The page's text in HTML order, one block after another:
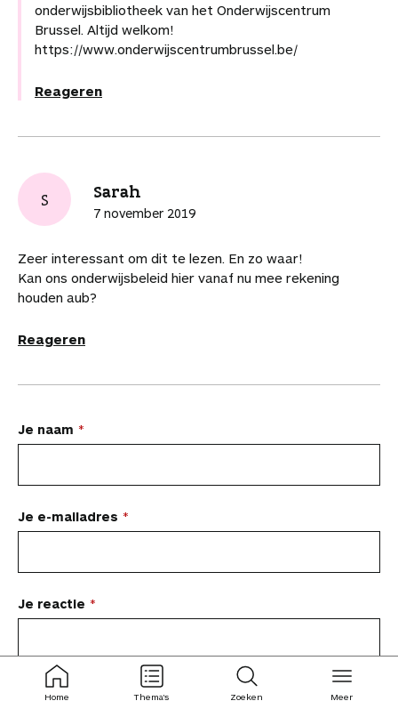
Home Thema's
ingeklapt
Zoeken
Meer
onderwijsbibliotheek van het Onderwijscentrum
Brussel. Altijd welkom!
https://www.onderwijscentrumbrussel.be/
Reageren
S Sarah
7 november 2019
Zeer interessant om dit te lezen. En zo waar!
Kan ons onderwijsbeleid hier vanaf nu mee rekening
houden aub?
Reageren
L
a
t
e
e
n
r
Je naam
Je e-mailadres
Je reactie